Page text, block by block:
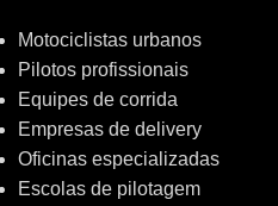
Motociclistas urbanos
Pilotos profissionais
Equipes de corrida
Empresas de delivery
Oficinas especializadas
Escolas de pilotagem